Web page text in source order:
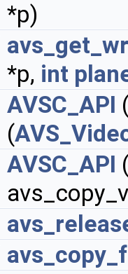
*p)
*p, int
AVSC_API
(
AVSC_API